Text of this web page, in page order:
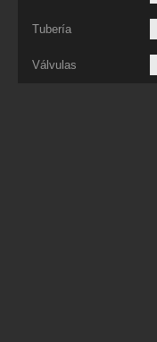
Tubería
Válvulas